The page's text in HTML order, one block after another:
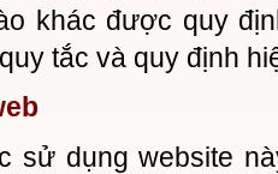
khác được quy
tắc và quy định
sử dụng website